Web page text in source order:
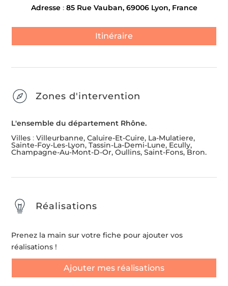
Adresse: 85 Rue Vauban, 69006 Lyon, France
Itinéraire
Zones d'intervention
L'ensemble du département Rhône.
Villes :Villeurbanne, Caluire-Et-Cuire, La-Mulatiere,
Sainte-Foy-Les-Lyon, Tassin-La-Demi-Lune, Ecully,
Champagne-Au-Mont-D-Or, Oullins, Saint-Fons, Bron.
Réalisations
Prenez la main sur votre fiche pour ajouter vos
réalisations !
Ajouter mes réalisations